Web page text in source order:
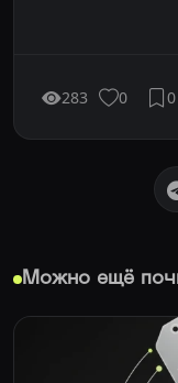
283 0 0
Можно ещё